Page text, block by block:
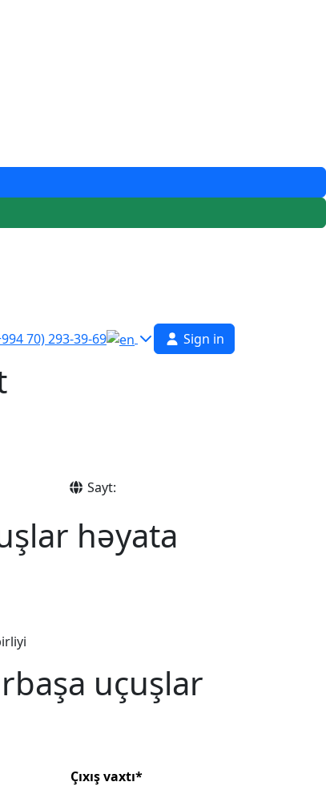
70) 293-39-69 Sign in
Sayt:
həyata
uçuşlar
Çıxış vaxtı*